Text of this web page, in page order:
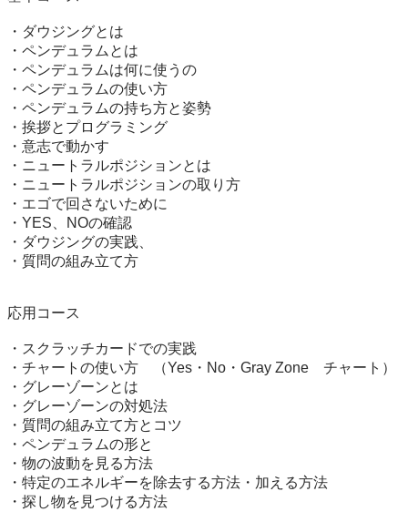
・ダウジングとは
・ペンデュラムとは
・ペンデュラムは何に使うの
・ペンデュラムの使い方
・ペンデュラムの持ち方と姿勢
・挨拶とプログラミング
・意志で動かす
・ニュートラルポジションとは
・ニュートラルポジションの取り方
・エゴで回さないために
・YES、NOの確認
・ダウジングの実践、
・質問の組み立て方
応用コース
・スクラッチカードでの実践
・チャートの使い方　（Yes・No・Gray Zone　チャート）
・グレーゾーンとは
・グレーゾーンの対処法
・質問の組み立て方とコツ
・ペンデュラムの形と
・物の波動を見る方法
・特定のエネルギーを除去する方法・加える方法
・探し物を見つける方法